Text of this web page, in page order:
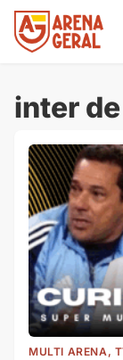
inter
MULTI ARENA,